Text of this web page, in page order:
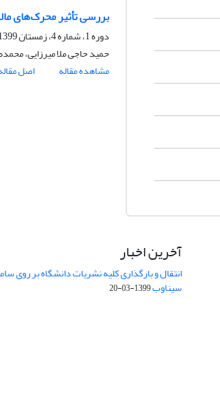
بررسی تأثیر محرک‌های
دوره 1، شماره 4، زمستان 1399، صفحه
حمید حاجی ملا میرزایی،
مشاهده مقاله
اصل
آخرین اخبار
انتقال و بارگذاری کلیه نشریات دانشگاه بر روی
سیناوب1399-03-20